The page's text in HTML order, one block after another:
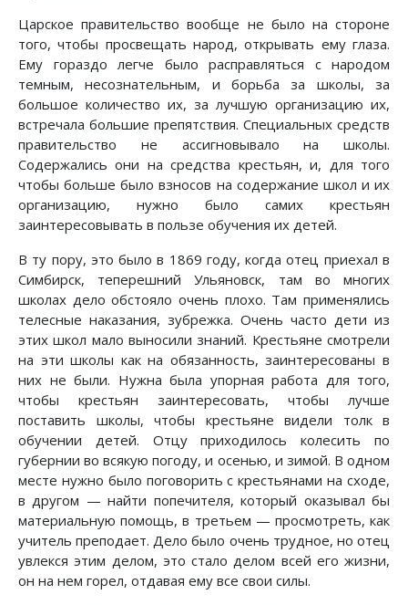
Царское правительство вообще не было на стороне
того, чтобы просвещать народ, открывать ему глаза.
Ему гораздо легче было расправляться с народом
темным, несознательным, и борьба за школы, за
большое количество их, за лучшую организацию их,
встречала большие препятствия. Специальных средств
правительство не ассигновывало на школы.
Содержались они на средства крестьян, и, для того
чтобы больше было взносов на содержание школ и их
организацию, нужно было самих крестьян
заинтересовывать в пользе обучения их детей.
В ту пору, это было в 1869 году, когда отец приехал в
Симбирск, теперешний Ульяновск, там во многих
школах дело обстояло очень плохо. Там применялись
телесные наказания, зубрежка. Очень часто дети из
этих школ мало выносили знаний. Крестьяне смотрели
на эти школы как на обязанность, заинтересованы в
них не были. Нужна была упорная работа для того,
чтобы крестьян заинтересовать, чтобы лучше
поставить школы, чтобы крестьяне видели толк в
обучении детей. Отцу приходилось колесить по
губернии во всякую погоду, и осенью, и зимой. В одном
месте нужно было поговорить с крестьянами на сходе,
в другом — найти попечителя, который оказывал бы
материальную помощь, в третьем — просмотреть, как
учитель преподает. Дело было очень трудное, но отец
увлекся этим делом, это стало делом всей его жизни,
он на нем горел, отдавая ему все свои силы.